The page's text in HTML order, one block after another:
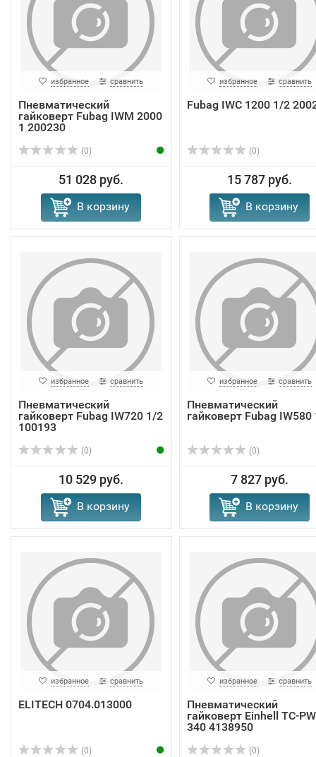
избранное сравнить
Пневматический
гайковерт Fubag IWM 2000
1 200230
(0)
51 028 руб.
В корзину
избранное сравнить
Fubag IWC 1200 1/2
(0)
15 787 руб.
В корзину
избранное сравнить
Пневматический
гайковерт Fubag IW720 1/2
100193
(0)
10 529 руб.
В корзину
избранное сравнить
Пневматический
гайковерт Fubag IW580
(0)
7 827 руб.
В корзину
избранное сравнить
ELITECH 0704.013000
(0)
избранное сравнить
Пневматический
гайковерт Einhell TC-PW
340 4138950
(0)